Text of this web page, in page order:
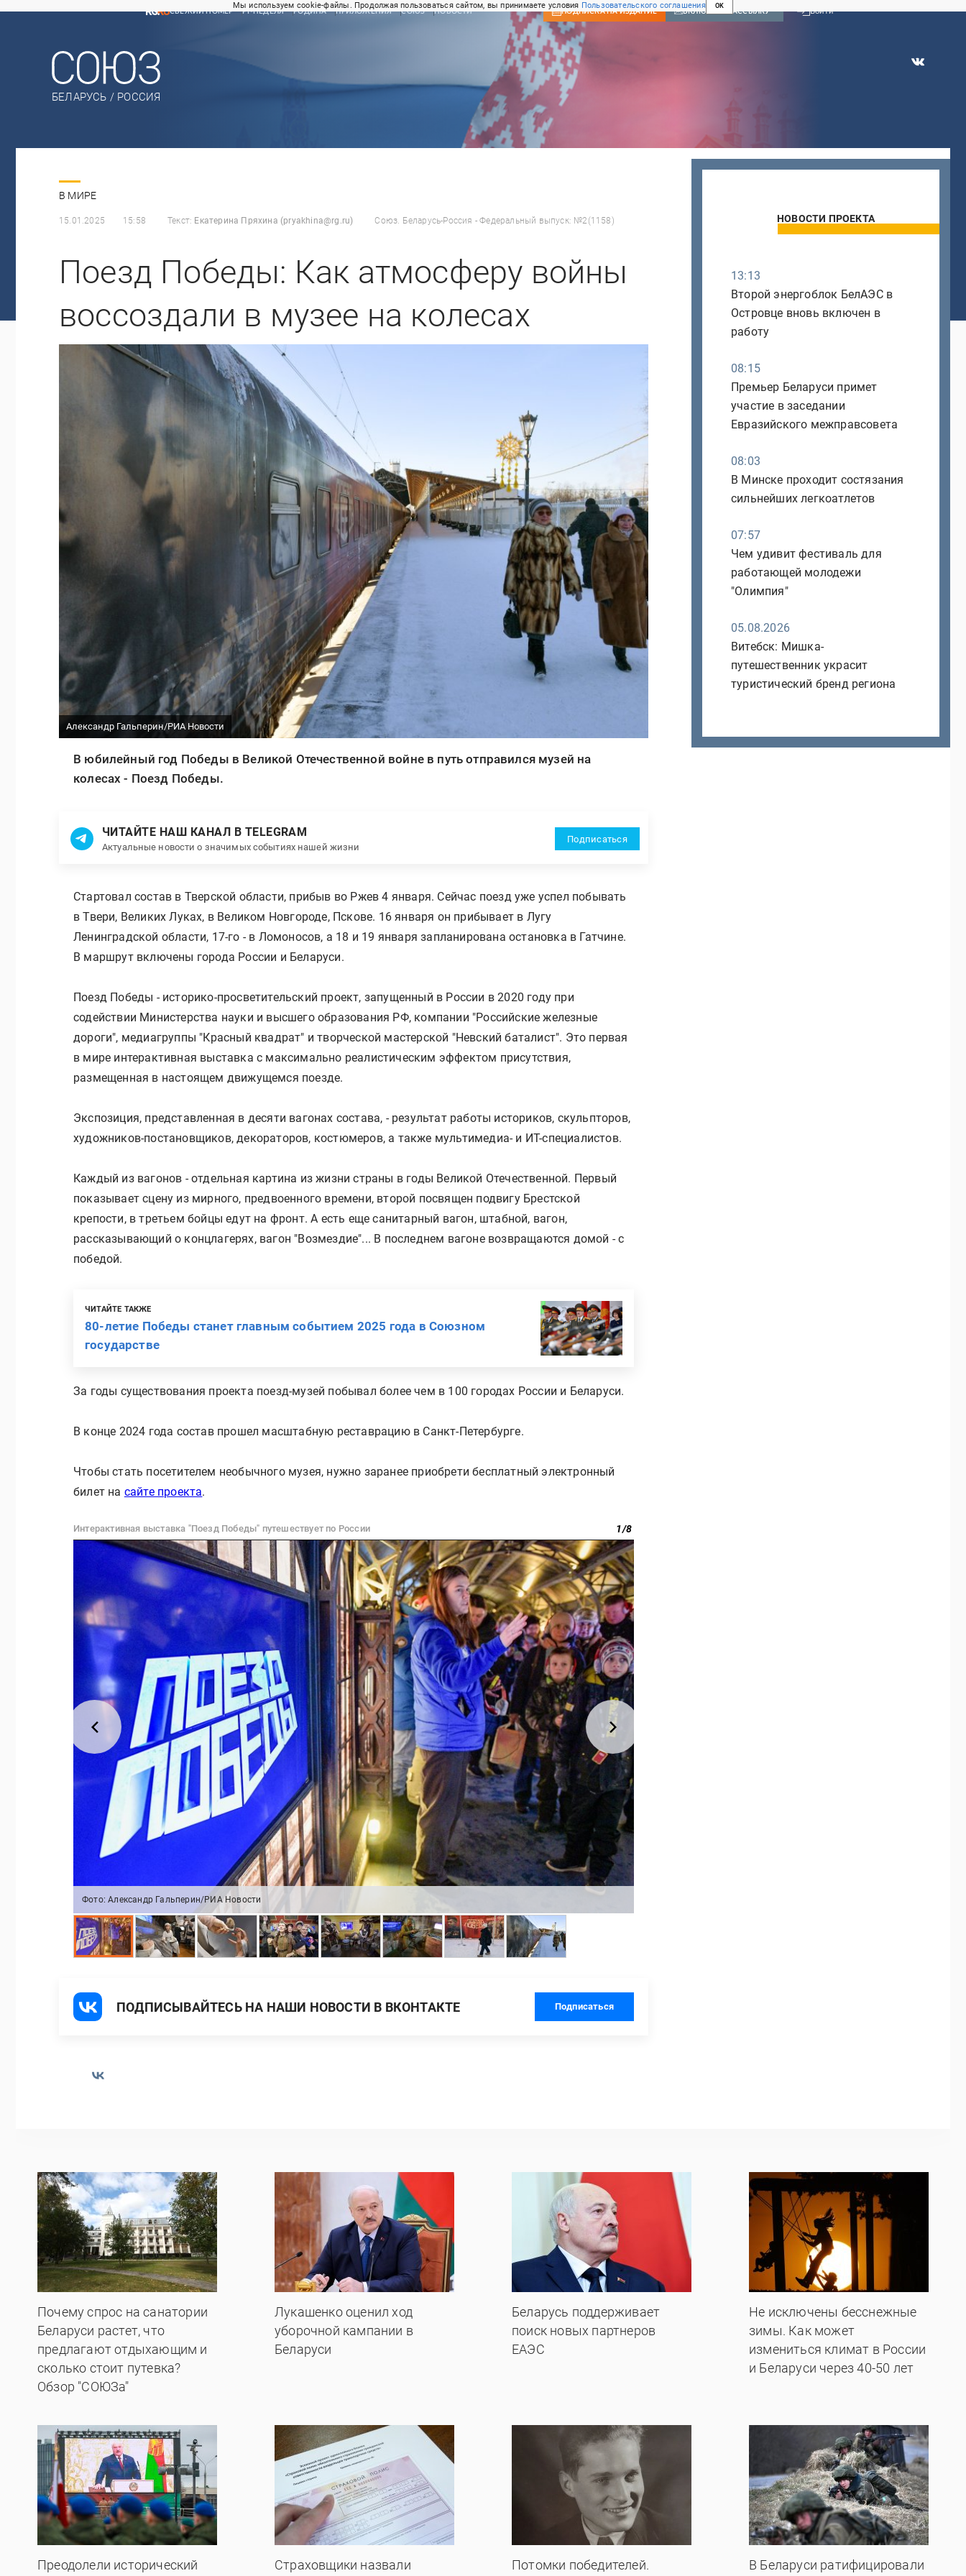
Мы используем cookie-файлы. Продолжая пользоваться сайтом, вы принимаете условия Пользовательского соглашения
OK
СВЕЖИЙ НОМЕР
РГ-НЕДЕЛЯ РОДИНА ПРИЛОЖЕНИЯ СОЮЗ НОВОСТИ ПОДПИСКА НА ИЗДАНИЕ ВКЛЮЧИТЬ РАССЫЛКУ Войти
БЕЛАРУСЬ / РОССИЯ
В МИРЕ
15.01.2025 15:58 Текст: Екатерина Пряхина (pryakhina@rg.ru) Союз. Беларусь-Россия - Федеральный выпуск: №2(1158)
Поезд Победы: Как атмосферу войны
воссоздали в музее на колесах
Александр Гальперин/РИА Новости
В юбилейный год Победы в Великой Отечественной войне в путь отправился музей на
колесах - Поезд Победы.
ЧИТАЙТЕ НАШ КАНАЛ В TELEGRAM
Актуальные новости о значимых событиях нашей жизни
Подписаться
Стартовал состав в Тверской области, прибыв во Ржев 4 января. Сейчас поезд уже успел побывать
в Твери, Великих Луках, в Великом Новгороде, Пскове. 16 января он прибывает в Лугу
Ленинградской области, 17-го - в Ломоносов, а 18 и 19 января запланирована остановка в Гатчине.
В маршрут включены города России и Беларуси.
Поезд Победы - историко-просветительский проект, запущенный в России в 2020 году при
содействии Министерства науки и высшего образования РФ, компании "Российские железные
дороги", медиагруппы "Красный квадрат" и творческой мастерской "Невский баталист". Это первая
в мире интерактивная выставка с максимально реалистическим эффектом присутствия,
размещенная в настоящем движущемся поезде.
Экспозиция, представленная в десяти вагонах состава, - результат работы историков, скульпторов,
художников-постановщиков, декораторов, костюмеров, а также мультимедиа- и ИТ-специалистов.
Каждый из вагонов - отдельная картина из жизни страны в годы Великой Отечественной. Первый
показывает сцену из мирного, предвоенного времени, второй посвящен подвигу Брестской
крепости, в третьем бойцы едут на фронт. А есть еще санитарный вагон, штабной, вагон,
рассказывающий о концлагерях, вагон "Возмездие"... В последнем вагоне возвращаются домой - с
победой.
ЧИТАЙТЕ ТАКЖЕ
80-летие Победы станет главным событием 2025 года в Союзном
государстве
За годы существования проекта поезд-музей побывал более чем в 100 городах России и Беларуси.
В конце 2024 года состав прошел масштабную реставрацию в Санкт-Петербурге.
Чтобы стать посетителем необычного музея, нужно заранее приобрети бесплатный электронный
билет на сайте проекта.
Интерактивная выставка "Поезд Победы" путешествует по России 1/8
Фото: Александр Гальперин/РИА Новости
ПОДПИСЫВАЙТЕСЬ НА НАШИ НОВОСТИ В ВКОНТАКТЕ Подписаться
НОВОСТИ ПРОЕКТА
13:13
Второй энергоблок БелАЭС в
Островце вновь включен в
работу
08:15
Премьер Беларуси примет
участие в заседании
Евразийского межправсовета
08:03
В Минске проходит состязания
сильнейших легкоатлетов
07:57
Чем удивит фестиваль для
работающей молодежи
"Олимпия"
05.08.2026
Витебск: Мишка-
путешественник украсит
туристический бренд региона
Почему спрос на санатории
Беларуси растет, что
предлагают отдыхающим и
сколько стоит путевка?
Обзор "СОЮЗа"
Лукашенко оценил ход
уборочной кампании в
Беларуси
Беларусь поддерживает
поиск новых партнеров
ЕАЭС
Не исключены бесснежные
зимы. Как может
измениться климат в России
и Беларуси через 40-50 лет
Преодолели исторический Страховщики назвали Потомки победителей. В Беларуси ратифицировали